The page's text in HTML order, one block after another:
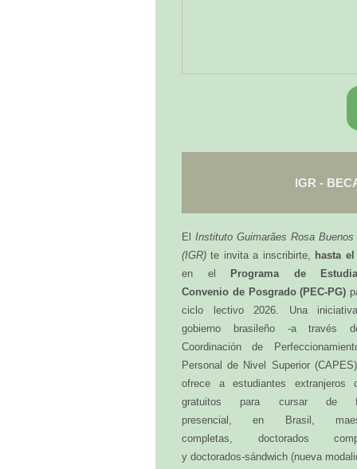
IGR -
El Instituto Guimarães Rosa Buenos
(IGR) te invita a inscribirte, hasta el
en el
Programa de
Convenio de Posgrado (PEC-PG)
ciclo lectivo 2026. Una
gobierno brasileño -a través
Coordinación de
Personal de Nivel Superior
ofrece a estudiantes extranjeros
gratuitos para cursar de
presencial, en Brasil,
completas, doctorados
y doctorados-sándwich (nueva